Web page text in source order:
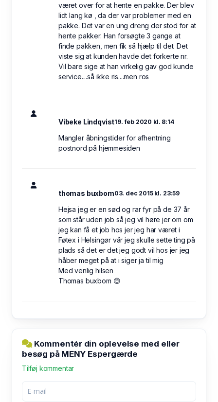
været over for at hente en pakke. Der blev
lidt lang kø , da der var problemer med en
pakke. Det var en ung dreng der stod for at
hente pakker. Han forsøgte 3 gange at
finde pakken, men fik så hjælp til det. Det
viste sig at kunden havde det forkerte nr.
Vil bare sige at han virkelig gav god kunde
service....så ikke ris....men ros
Vibeke Lindqvist19. feb 2020 kl. 8:14
Mangler åbningstider for afhentning
postnord på hjemmesiden
thomas buxbom03. dec 2015 kl. 23:59
Hejsa jeg er en sød og rar fyr på de 37 år
som står uden job så jeg vil høre jer om om
jeg kan få et job hos jer jeg har været i
Føtex i Helsingør vår jeg skulle sette ting på
plads så det er det jeg godt vil hos jer jeg
håber meget på at i siger ja til mig
Med venlig hilsen
Thomas buxbom 😊
Kommentér din oplevelse med eller
besøg på MENY Espergærde
Tilføj kommentar